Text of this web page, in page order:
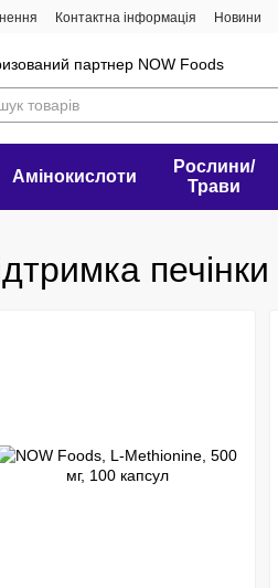
Контактна інформація Новини
партнер NOW Foods
Амінокислоти
Рослини/
Трави
печінки